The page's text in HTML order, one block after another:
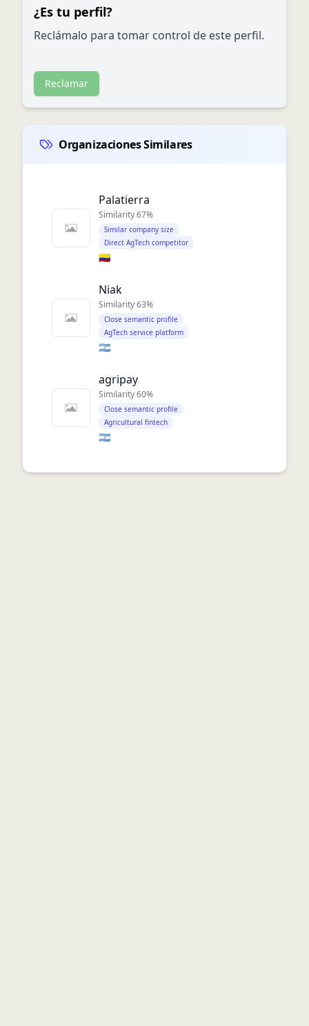
¿Es tu perfil?
Reclámalo para tomar control de este perfil.
Reclamar
Organizaciones Similares
Palatierra
Similarity67%
Similar company size
Direct AgTech competitor
🇨🇴
Niak
Similarity63%
Close semantic profile
AgTech service platform
🇦🇷
agripay
Similarity60%
Close semantic profile
Agricultural fintech
🇦🇷